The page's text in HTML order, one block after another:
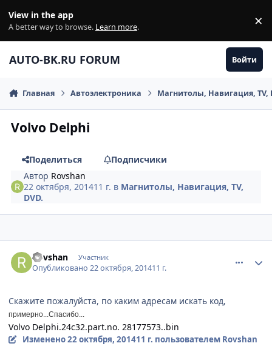
View in the app
A better way to browse. Learn more. ×
AUTO-BK.RU FORUM Войти
Главная Автоэлектроника Магнитолы, Навигация, TV,
Volvo Delphi
Поделиться
Подписчики
Автор Rovshan
22 октября, 201411 г. в Магнитолы, Навигация, TV,
DVD.
Rovshan Участник
Опубликовано22 октября, 201411 г.
Скажите пожалуйста, по каким адресам искать код,
примерно...Спасибо...
Volvo Delphi.24c32.part.no. 28177573..bin
Изменено22 октября, 201411 г. пользователем Rovshan